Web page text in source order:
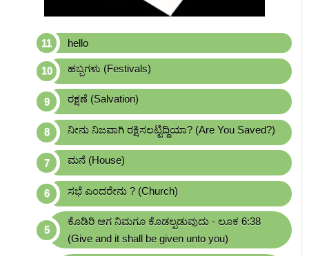
hello
ಹಬ್ಬಗಳು (Festivals)
ರಕ್ಷಣೆ (Salvation)
ನೀನು ನಿಜವಾಗಿ ರಕ್ಷಿಸಲಟ್ಟಿದ್ದಿಯಾ? (Are You Saved?)
ಮನೆ (House)
ಸಭೆ ಎಂದರೇನು ? (Church)
ಕೊಡಿರಿ ಆಗ ನಿಮಗೂ ಕೊಡಲ್ಪಡುವುದು - ಲೂಕ 6:38
(Give and it shall be given unto you)